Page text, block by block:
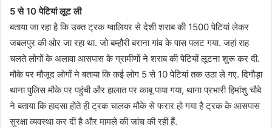
5 से 10 पेटियां लूट ली
बताया जा रहा है कि उक्त ट्रक ग्वालियर से देशी शराब की 1500 पेटियां लेकर
जबलपुर की ओर जा रहा था. जो बम्हौरी बराना गांव के पास पलट गया. जहां राह
चलते लोगों के अलावा आसपास के ग्रामीणों ने शराब की पेटियों लूटना शुरू कर दी.
मौके पर मौजूद लोगों ने बताया कि कई लोग 5 से 10 पेटियां तक उठा ले गए. दिगौड़ा
थाना पुलिस मौके पर पहुंची और हालात पर काबू पाया गया, थाना प्रभारी हिमांशु चौबे
ने बताया कि हादसा होते ही ट्रक चालक मौके से फरार हो गया है ट्रक के आसपास
सुरक्षा व्यवस्था कर दी है और मामले की जांच की रही हैं.